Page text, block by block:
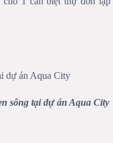
sông tại dự án Aqua City